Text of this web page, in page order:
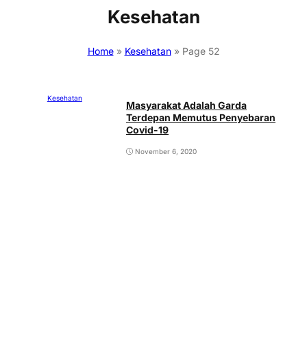
Kesehatan
Home» Kesehatan» Page 52
Kesehatan
Masyarakat Adalah Garda
Terdepan Memutus Penyebaran
Covid-19
November 6, 2020